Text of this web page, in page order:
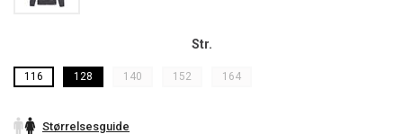
Str.
116 128 140 152 164
Størrelsesguide